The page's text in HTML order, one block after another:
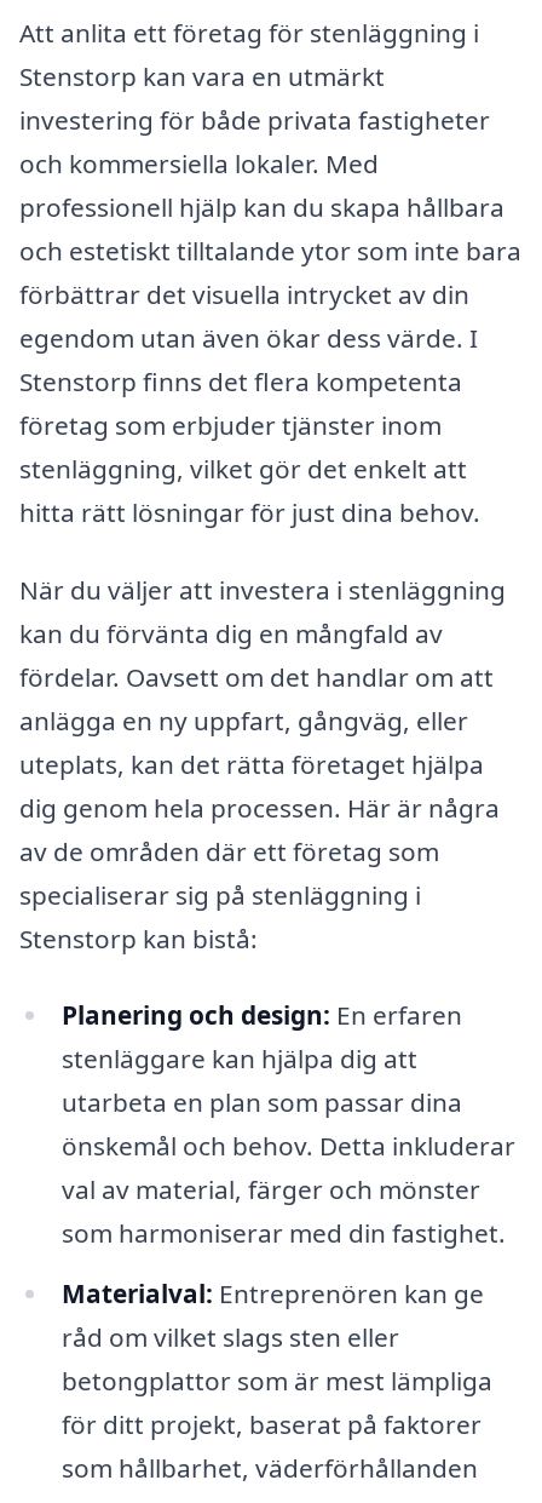
Att anlita ett företag för stenläggning i
Stenstorp kan vara en utmärkt
investering för både privata fastigheter
och kommersiella lokaler. Med
professionell hjälp kan du skapa hållbara
och estetiskt tilltalande ytor som inte bara
förbättrar det visuella intrycket av din
egendom utan även ökar dess värde. I
Stenstorp finns det flera kompetenta
företag som erbjuder tjänster inom
stenläggning, vilket gör det enkelt att
hitta rätt lösningar för just dina behov.
När du väljer att investera i stenläggning
kan du förvänta dig en mångfald av
fördelar. Oavsett om det handlar om att
anlägga en ny uppfart, gångväg, eller
uteplats, kan det rätta företaget hjälpa
dig genom hela processen. Här är några
av de områden där ett företag som
specialiserar sig på stenläggning i
Stenstorp kan bistå:
Planering och design: En erfaren
stenläggare kan hjälpa dig att
utarbeta en plan som passar dina
önskemål och behov. Detta inkluderar
val av material, färger och mönster
som harmoniserar med din fastighet.
Materialval: Entreprenören kan ge
råd om vilket slags sten eller
betongplattor som är mest lämpliga
för ditt projekt, baserat på faktorer
som hållbarhet, väderförhållanden